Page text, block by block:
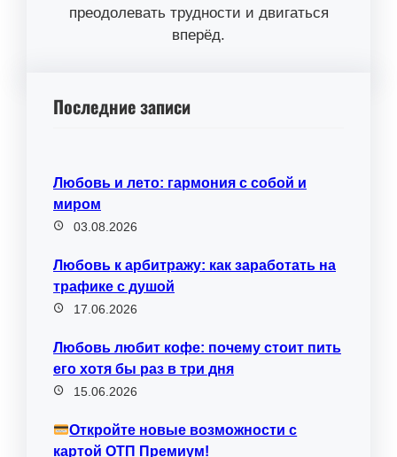
преодолевать трудности и двигаться
вперёд.
Последние записи
Любовь и лето: гармония с собой и
миром
03.08.2026
Любовь к арбитражу: как заработать на
трафике с душой
17.06.2026
Любовь любит кофе: почему стоит пить
его хотя бы раз в три дня
15.06.2026
Откройте новые возможности с
картой ОТП Премиум!